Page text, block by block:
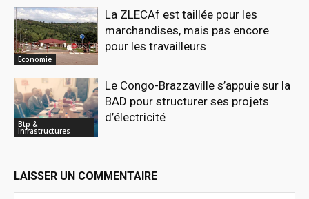
Economie
La ZLECAf est taillée pour les
marchandises, mais pas encore
pour les travailleurs
Btp &
Infrastructures
Le Congo-Brazzaville s’appuie sur la
BAD pour structurer ses projets
d’électricité
LAISSER UN COMMENTAIRE